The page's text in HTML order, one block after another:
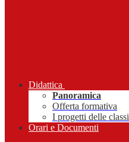
Didattica
Panoramica
Offerta formativa
I progetti delle classi
Orari e Documenti